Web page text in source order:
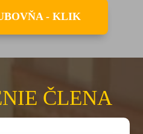
- KLIK
ČLENA